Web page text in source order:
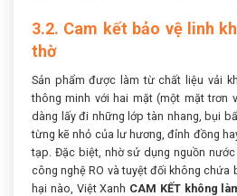
3.2. Cam kết bảo vệ linh
thờ
Sản phẩm được làm từ chất liệu vải
thông minh với hai mặt (một mặt trơn
dàng lấy đi những lớp tàn nhang, bụi
từng kẽ nhỏ của lư hương, đỉnh đồng
tạp. Đặc biệt, nhờ sử dụng nguồn
công nghệ RO và tuyệt đối không chứa
hại nào, Việt Xanh CAM KẾT không